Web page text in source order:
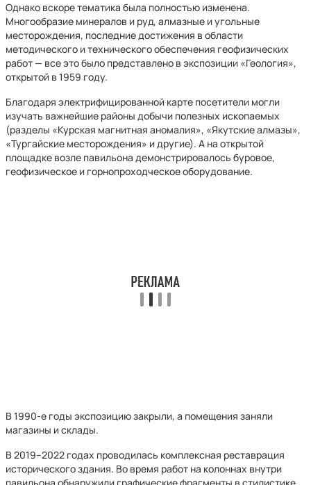
Однако вскоре тематика была полностью изменена.
Многообразие минералов и руд, алмазные и угольные
месторождения, последние достижения в области
методического и технического обеспечения геофизических
работ — все это было представлено в экспозиции «Геология»,
открытой в 1959 году.
Благодаря электрифицированной карте посетители могли
изучать важнейшие районы добычи полезных ископаемых
(разделы «Курская магнитная аномалия», «Якутские алмазы»,
«Тургайские месторождения» и другие). А на открытой
площадке возле павильона демонстрировалось буровое,
геофизическое и горнопроходческое оборудование.
В 1990-е годы экспозицию закрыли, а помещения заняли
магазины и склады.
В 2019–2022 годах проводилась комплексная реставрация
исторического здания. Во время работ на колоннах внутри